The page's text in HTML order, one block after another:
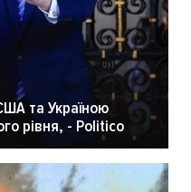
та Україною
рівня, - Politico